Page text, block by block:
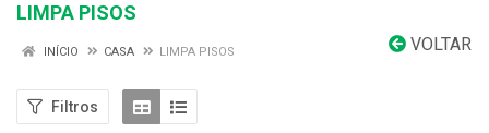
LIMPA PISOS
VOLTAR
INÍCIO CASA LIMPA PISOS
Filtros